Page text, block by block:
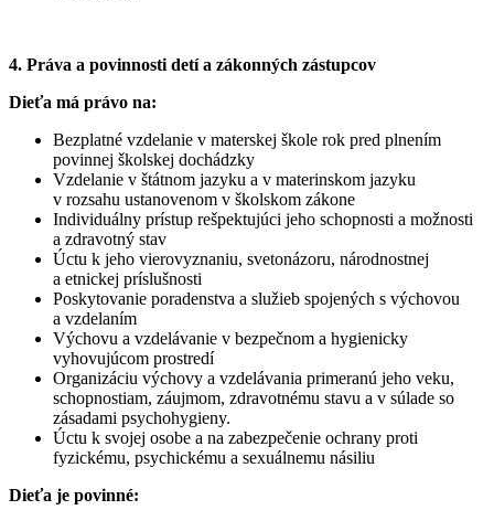
4. Práva a povinnosti detí a zákonných zástupcov
Dieťa má právo na:
Bezplatné vzdelanie v materskej škole rok pred plnením
povinnej školskej dochádzky
Vzdelanie v štátnom jazyku a v materinskom jazyku
v rozsahu ustanovenom v školskom zákone
Individuálny prístup rešpektujúci jeho schopnosti a možnosti
a zdravotný stav
Úctu k jeho vierovyznaniu, svetonázoru, národnostnej
a etnickej príslušnosti
Poskytovanie poradenstva a služieb spojených s výchovou
a vzdelaním
Výchovu a vzdelávanie v bezpečnom a hygienicky
vyhovujúcom prostredí
Organizáciu výchovy a vzdelávania primeranú jeho veku,
schopnostiam, záujmom, zdravotnému stavu a v súlade so
zásadami psychohygieny.
Úctu k svojej osobe a na zabezpečenie ochrany proti
fyzickému, psychickému a sexuálnemu násiliu
Dieťa je povinné: